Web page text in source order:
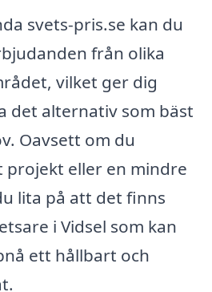
svets-pris.se kan du
från olika
vilket ger dig
det alternativ som bäst
Oavsett om du
eller en mindre
lita på att det finns
i Vidsel som kan
ett hållbart och